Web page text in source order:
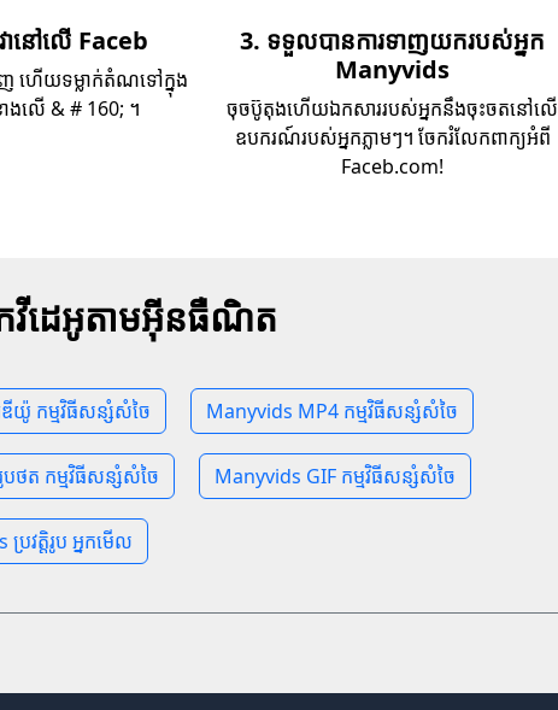
ានៅលើ Faceb
ហើយ​ទម្លាក់​តំណ​ទៅ​ក្នុង​
ង​លើ & # 160; ។
3. ទទួលបានការទាញយករបស់អ្នក
Manyvids
ចុចប៊ូតុងហើយឯកសាររបស់អ្នកនឹងចុះចតនៅលើ
ឧបករណ៍របស់អ្នកភ្លាមៗ។ ចែករំលែកពាក្យអំពី
Faceb.com!
វីដេអូតាមអ៊ីនធឺណិត
យ៉ូ កម្មវិធីសន្សំសំចៃ Manyvids MP4 កម្មវិធីសន្សំសំចៃ
ថត កម្មវិធីសន្សំសំចៃ Manyvids GIF កម្មវិធីសន្សំសំចៃ
រវត្តិរូប អ្នកមើល